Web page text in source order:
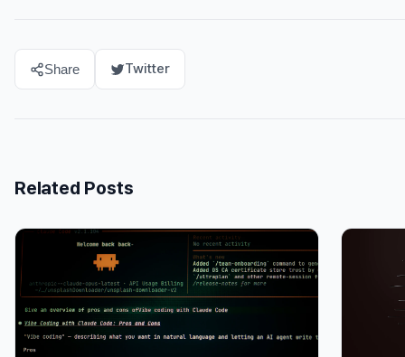
Share Twitter
Related Posts